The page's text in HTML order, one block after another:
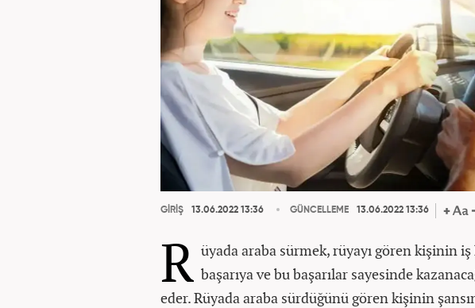
GİRİŞ 13.06.2022 13:36 GÜNCELLEME 13.06.2022 13:36
R üyada araba sürmek, rüyayı gören kişinin
başarıya ve bu başarılar sayesinde
eder. Rüyada araba sürdüğünü gören kişinin